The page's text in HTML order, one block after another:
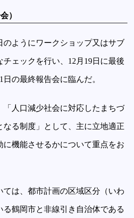
）
のようにワークショップ又はサブ
ェックを行い、12月19日に最後
の最終報告会に臨んだ。
「人口減少社会に対応したまちづ
なる制度」として、主に立地適正
機能させるかについて重点をお
ては、都市計画の区域区分（いわ
鶴岡市と非線引き自治体である